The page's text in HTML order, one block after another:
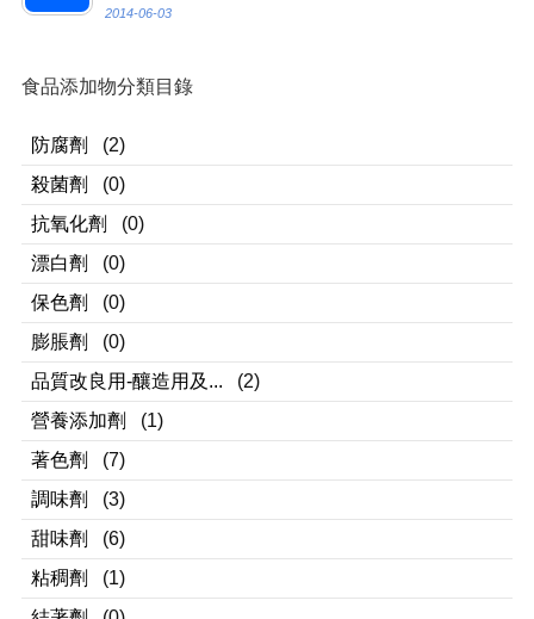
2014-06-03
食品添加物分類目錄
防腐劑
(2)
殺菌劑
(0)
抗氧化劑
(0)
漂白劑
(0)
保色劑
(0)
膨脹劑
(0)
品質改良用-釀造用及...
(2)
營養添加劑
(1)
著色劑
(7)
調味劑
(3)
甜味劑
(6)
粘稠劑
(1)